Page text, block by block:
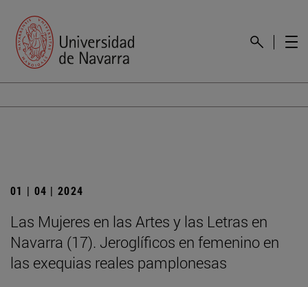
01 | 04 | 2024
Las Mujeres en las Artes y las Letras en
Navarra (17). Jeroglíficos en femenino en
las exequias reales pamplonesas